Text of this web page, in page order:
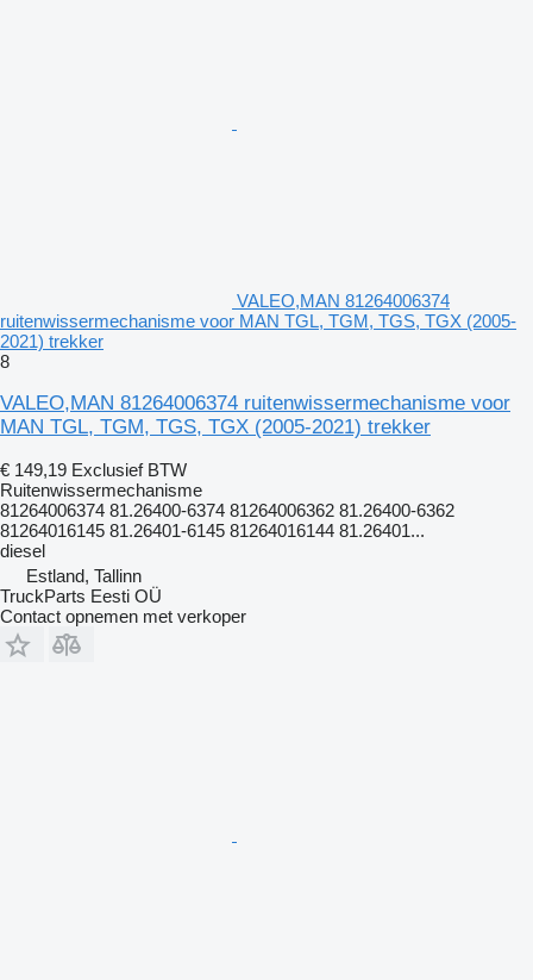
VALEO,MAN 81264006374
ruitenwissermechanisme voor MAN TGL, TGM, TGS, TGX (2005-
2021) trekker
8
VALEO,MAN 81264006374 ruitenwissermechanisme voor
MAN TGL, TGM, TGS, TGX (2005-2021) trekker
€ 149,19 Exclusief BTW
Ruitenwissermechanisme
81264006374 81.26400-6374 81264006362 81.26400-6362
81264016145 81.26401-6145 81264016144 81.26401...
diesel
Estland, Tallinn
TruckParts Eesti OÜ
Contact opnemen met verkoper